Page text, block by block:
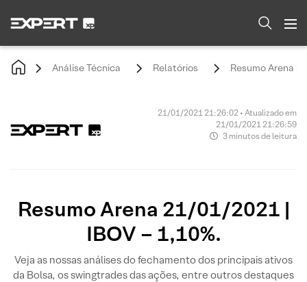
Análise Técnica Relatórios Resumo Arena
21/01/2021 21:26:02 • Atualizado em
21/01/2021 21:26:59
3 minutos de leitura
Resumo Arena 21/01/2021 |
IBOV – 1,10%.
Veja as nossas análises do fechamento dos principais ativos
da Bolsa, os swingtrades das ações, entre outros destaques